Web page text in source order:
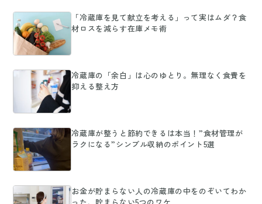
「冷蔵庫を見て献立を考える」って実はムダ？食
材ロスを減らす在庫メモ術
冷蔵庫の「余白」は心のゆとり。無理なく食費を
抑える整え方
冷蔵庫が整うと節約できるは本当！”食材管理が
ラクになる”シンプル収納のポイント5選
お金が貯まらない人の冷蔵庫の中をのぞいてわか